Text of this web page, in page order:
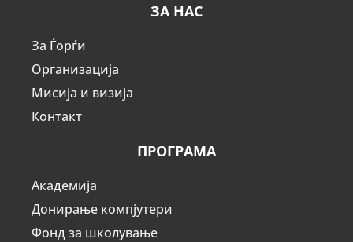
ЗА НАС
За Ѓорѓи
Организација
Мисија и визија
Контакт
ПРОГРАМА
Академија
Донирање компјутери
Фонд за школување